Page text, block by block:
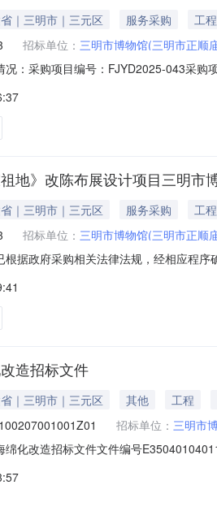
｜三明市｜三元区 服务采购
工程
招标单位： 三明市博物馆(三明市正顺
况：采购项目编号：FJYD2025-043采
联系方法：0598-8230021代理机构：福
地》改陈布展设计项目三明
｜三明市｜三元区 服务采购
工程
招标单位： 三明市博物馆(三明市正顺
根据政府采购相关法律法规，经相应程
标的一览表合同包项目名称数量预算
的为无效报价。
造招标文件
｜三明市｜三元区 其他
工程
招标单位： 三明市
绵化改造招标文件文件编号
定资格审查方式资格后审答疑澄清时间